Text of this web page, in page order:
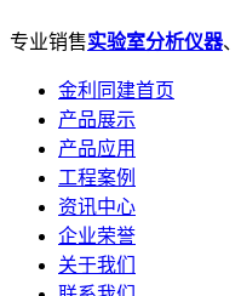
专业销售实验室分析仪器、
金利同建首页
产品展示
产品应用
工程案例
资讯中心
企业荣誉
关于我们